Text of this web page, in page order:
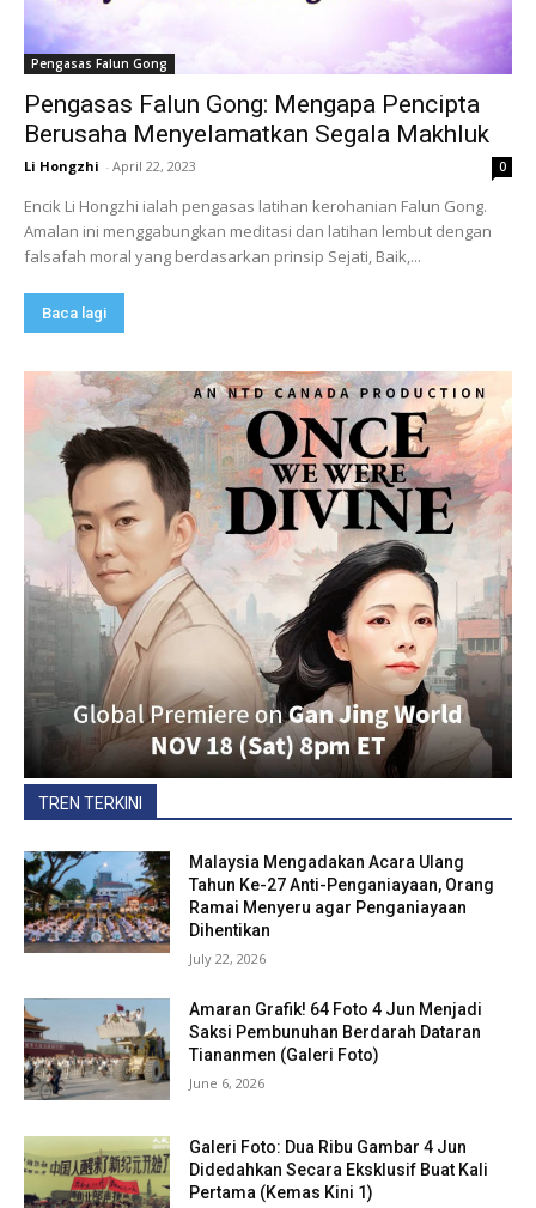
Pengasas Falun Gong
Pengasas Falun Gong: Mengapa Pencipta
Berusaha Menyelamatkan Segala Makhluk
Li Hongzhi - April 22, 2023 0
Encik Li Hongzhi ialah pengasas latihan kerohanian Falun Gong.
Amalan ini menggabungkan meditasi dan latihan lembut dengan
falsafah moral yang berdasarkan prinsip Sejati, Baik,...
Baca lagi
TREN TERKINI
Malaysia Mengadakan Acara Ulang
Tahun Ke-27 Anti-Penganiayaan, Orang
Ramai Menyeru agar Penganiayaan
Dihentikan
July 22, 2026
Amaran Grafik! 64 Foto 4 Jun Menjadi
Saksi Pembunuhan Berdarah Dataran
Tiananmen (Galeri Foto)
June 6, 2026
Galeri Foto: Dua Ribu Gambar 4 Jun
Didedahkan Secara Eksklusif Buat Kali
Pertama (Kemas Kini 1)